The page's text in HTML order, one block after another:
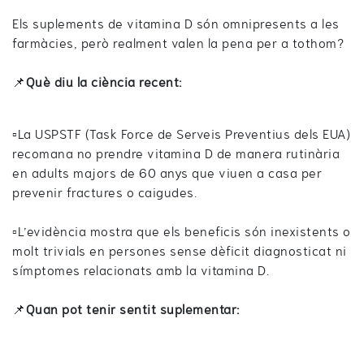
Els suplements de vitamina D són omnipresents a les
farmàcies, però realment valen la pena per a tothom?
📌Què diu la ciència recent:
▫️La USPSTF (Task Force de Serveis Preventius dels EUA)
recomana no prendre vitamina D de manera rutinària
en adults majors de 60 anys que viuen a casa per
prevenir fractures o caigudes.
▫️L’evidència mostra que els beneficis són inexistents o
molt trivials en persones sense dèficit diagnosticat ni
símptomes relacionats amb la vitamina D.
📌Quan pot tenir sentit suplementar: